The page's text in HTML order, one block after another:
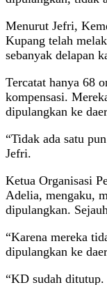
Menurut Jefri,
Kupang telah
sebanyak delapan
Tercatat hanya 68
kompensasi.
dipulangkan ke
“Tidak ada satu
Jefri.
Ketua Organisasi
Adelia, mengaku,
dipulangkan.
“Karena mereka
dipulangkan ke
“KD sudah